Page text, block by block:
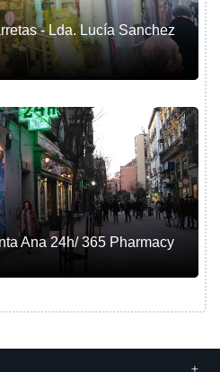
- Lda. Lucía Sanchez
Ana 24h/ 365 Pharmacy